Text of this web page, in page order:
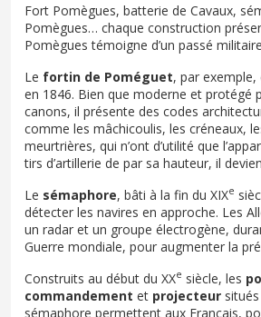
Fort Pomègues, batterie de Cavaux,
Pomègues… chaque construction
Pomègues témoigne d’un passé
Le fortin de Poméguet, par exemple,
en 1846. Bien que moderne et protégé
canons, il présente des codes
comme les mâchicoulis, les créneaux,
meurtrières, qui n’ont d’utilité que
tirs d’artillerie de par sa hauteur, il
Le sémaphore, bâti à la fin du XIXe
détecter les navires en approche. Les
un radar et un groupe électrogène,
Guerre mondiale, pour augmenter la
Construits au début du XXe siècle, les
commandement et projecteur
sémaphore permettent aux Français,